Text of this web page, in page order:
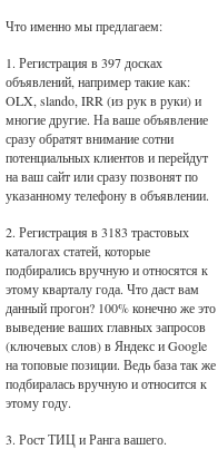
Что именно мы предлагаем:
1. Регистрация в 397 досках
объявлений, например такие как:
OLX, slando, IRR (из рук в руки) и
многие другие. На ваше объявление
сразу обратят внимание сотни
потенциальных клиентов и перейдут
на ваш сайт или сразу позвонят по
указанному телефону в объявлении.
2. Регистрация в 3183 трастовых
каталогах статей, которые
подбирались вручную и относятся к
этому кварталу года. Что даст вам
данный прогон? 100% конечно же это
выведение ваших главных запросов
(ключевых слов) в Яндекс и Google
на топовые позиции. Ведь база так же
подбиралась вручную и относится к
этому году.
3. Рост ТИЦ и Ранга вашего.